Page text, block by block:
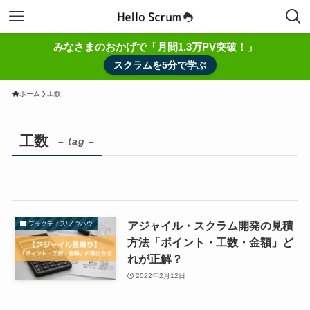
みなさまのおかげで「月間1.3万PV突破！」
スクラムを5分で学ぶ
ホーム 工数
工数 – tag –
プラクティス/ノウハウ
アジャイル・スクラム開発の見積
方法「ポイント・工数・金額」ど
れが正解？
2022年2月12日